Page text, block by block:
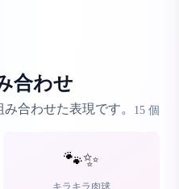
合わせ
合わせた表現です。 15 個
🐾✨
キラキラ肉球